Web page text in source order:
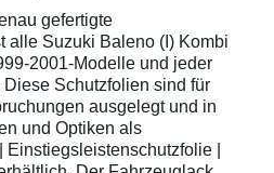
gefertigte
alle Suzuki Baleno (I) Kombi
2001-Modelle und jeder
Schutzfolien sind für
ausgelegt und in
und Optiken als
|